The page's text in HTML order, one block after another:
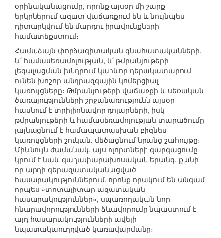
օրինականացումը, որոնք այսօր մի շարք
երկրներում ազատ վաճառքում են և նույնպես
դիտարկվում են մարդու իրավունքների
համատեքստում։
Համաձայն փորձագիտական գնահատականների,
և՛ համասեռամոլության, և՛ թմրանյութերի
լեգալացման խնդրում կարևոր դերակատարում
ունեն խոշոր անդրազգային կոմերցիալ
կառույցները։ Թմրանյութերի վաճառքի և սեռական
ծառայությունների շրջանառությունն այսօր
հասնում է տրիլիոնավոր դոլարների, իսկ
թմրանյութերի և համասեռամոլության տարածումը
լայնացնում է համապատասխան բիզնես
կառույցների շուկան, մեծացնում նրանց շահույթը։
Միևնույն ժամանակ, այս ոլորտների զարգացումը
կրում է նաև գաղափարախոսական երանգ, քանի
որ արդի գերազատականացված
հասարակություններում, որոնք որակում են անգամ
որպես «տոտալիտար ազատական
հասարակություններ», սպառողական նոր
հնարավորությունների ձևավորումը նպաստում է
այդ հասարակությունների ավելի
նպատակաուղղված կառավարմանը։